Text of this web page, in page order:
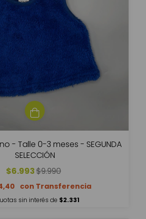
- Talle 0-3 meses - SEGUNDA
SELECCIÓN
$6.993$9.990
sin interés de $2.331